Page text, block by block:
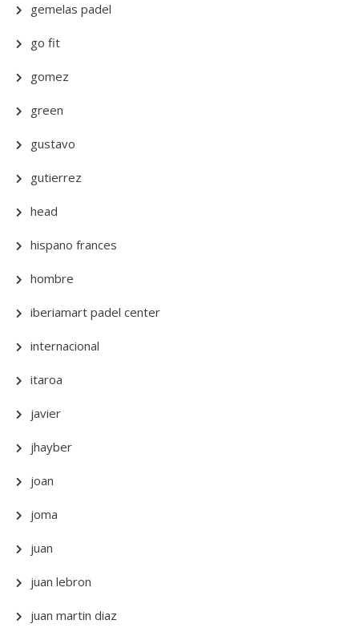
gemelas padel
go fit
gomez
green
gustavo
gutierrez
head
hispano frances
hombre
iberiamart padel center
internacional
itaroa
javier
jhayber
joan
joma
juan
juan lebron
juan martin diaz